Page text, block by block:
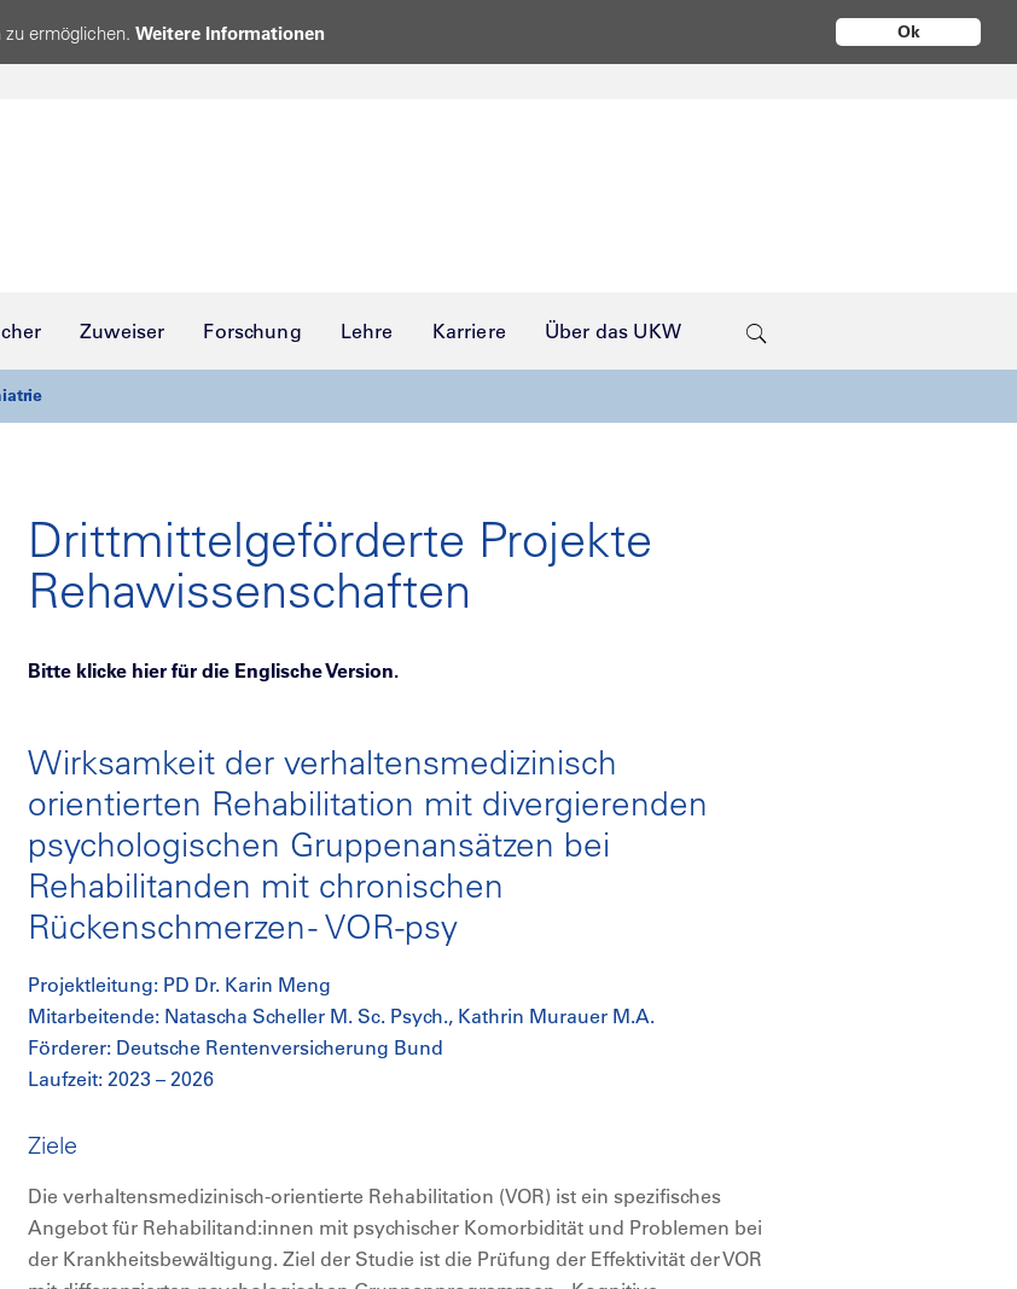
Ok
ermöglichen. Weitere Informationen
Zuweiser Forschung Lehre Karriere Über das UKW
Drittmittelgeförderte Projekte
Rehawissenschaften
Bitte klicke hier für die Englische Version.
Wirksamkeit der verhaltensmedizinisch
orientierten Rehabilitation mit divergierenden
psychologischen Gruppenansätzen bei
Rehabilitanden mit chronischen
Rückenschmerzen - VOR-psy
Projektleitung: PD Dr. Karin Meng
Mitarbeitende: Natascha Scheller M. Sc. Psych., Kathrin Murauer M.A.
Förderer: Deutsche Rentenversicherung Bund
Laufzeit: 2023 – 2026
Ziele
Die verhaltensmedizinisch-orientierte Rehabilitation (VOR) ist ein spezifisches
Angebot für Rehabilitand:innen mit psychischer Komorbidität und Problemen bei
der Krankheitsbewältigung. Ziel der Studie ist die Prüfung der Effektivität der VOR